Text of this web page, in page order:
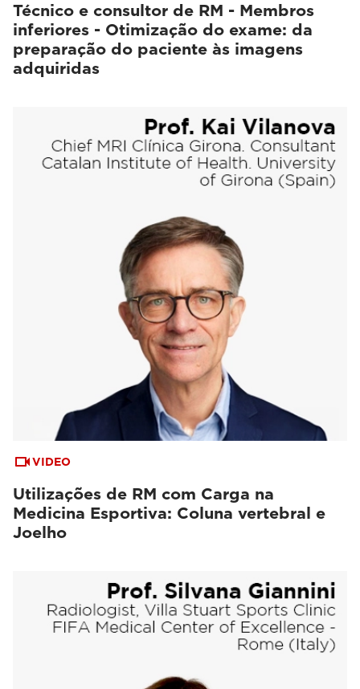
Técnico e consultor de RM - Membros
inferiores - Otimização do exame: da
preparação do paciente às imagens
adquiridas
VIDEO
Utilizações de RM com Carga na
Medicina Esportiva: Coluna vertebral e
Joelho